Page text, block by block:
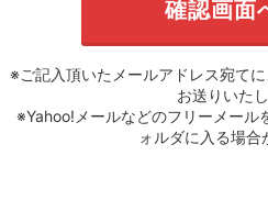
※ご記入頂いたメールアドレス宛て
お送りいたし
※Yahoo!メールなどのフリーメール
ォルダに入る場合